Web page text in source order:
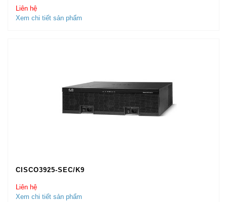
Liên hệ
Xem chi tiết sản phẩm
CISCO3925-SEC/K9
Liên hệ
Xem chi tiết sản phẩm